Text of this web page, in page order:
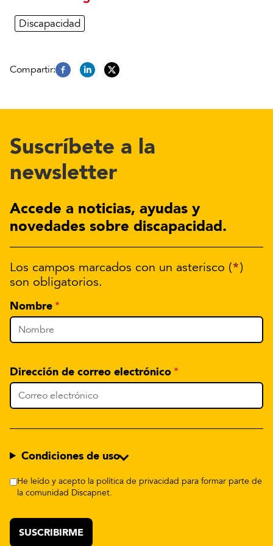
Discapacidad
Suscríbete a la
newsletter
Accede a noticias, ayudas y
novedades sobre discapacidad.
Los campos marcados con un asterisco (*)
son obligatorios.
Nombre
Dirección de correo electrónico
Condiciones de uso
He leído y acepto la política de privacidad para formar parte de
la comunidad Discapnet.